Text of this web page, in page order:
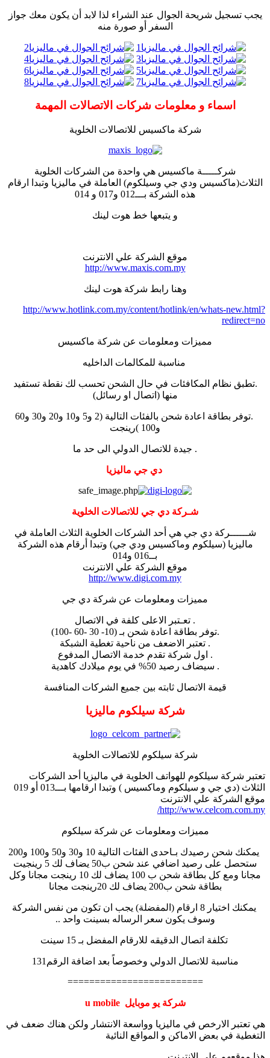
يجب تسجيل شريحة الجوال عند الشراء لذا لابد أن يكون معك جواز
السفر أو صورة منه
اسماء و معلومات شركات الاتصالات المهمة
شركة ماكسيس للاتصالات الخلوية
شركـــــة ماكسيس هي واحدة من الشركات الخلوية
الثلاث(ماكسيس ودي جي وسيلكوم) العاملة في ماليزيا وتبدا ارقام
هذه الشركة بـــ012 و017 و 014
و يتبعها خط هوت لينك
موقع الشركة علي الانترنت
http://www.maxis.com.my
وهنا رابط شركة هوت لينك
http://www.hotlink.com.my/content/hotlink/en/whats-new.html?
redirect=no
مميزات ومعلومات عن شركة ماكسيس
مناسبة للمكالمات الداخليه
.تطبق نظام المكافئات في حال الشحن تحسب لك نقطة تستفيد
منها (اتصال او رسائل)
.توفر بطاقة اعادة شحن بالفئات التالية (2 و5 و10 و20 و30 و60
و100 )رينجت
. جيدة للاتصال الدولي الى حد ما
دي جي ماليزيا
شـركة دي جي للاتصالات الخلوية
شــــــركة دي جي هي أحد الشركات الخلوية الثلاث العاملة في
ماليزيا (سيلكوم وماكسيس ودي جي) وتبدا أرقام هذه الشركة
بــ016 و014
موقع الشركة علي الانترنت
http://www.digi.com.my
مميزات ومعلومات عن شركة دي جي
. تعـتبر الاعلى كلفة في الاتصال
.توفر بطاقة اعادة شحن بـ (10- 30 -60 -100)
. تعتبر الاضعف من ناحية تغطية الشبكة
. اول شركة تقدم خدمة الاتصال المدفوع
. سيضاف رصيد 50% في يوم ميلادك كاهدية
قيمة الاتصال ثابته بين جميع الشركات المنافسة
شركة سيلكوم ماليزيا
شركة سيلكوم للاتصالات الخلوية
تعتبر شركة سيلكوم للهواتف الخلوية في ماليزيا أحد الشركات
الثلاث (دي جي و سيلكوم وماكسيس ) وتبدا ارقامها بـــ013 أو 019
موقع الشركة علي الانترنت
http://www.celcom.com.my/
مميزات ومعلومات عن شركة سيلكوم
يمكنك شحن رصيدك بـاحدى الفئات التالية 10 و30 و50 و100 و200
ستحصل على رصيد اضافي عند شحن ب50 يضاف لك 5 رينجيت
مجانا ومع كل بطاقة شحن ب 100 يضاف لك 10 رينجت مجانا وكل
بطاقة شحن ب200 يضاف لك 20رينجت مجانا
يمكنك اختيار 8 ارقام (المفضلة) يجب ان تكون من نفس الشركة
وسوف يكون سعر الرساله بسينت واحد ..
تكلفة اتصال الدقيقه للارقام المفضل بـ 15 سينت
مناسبة للاتصال الدولي وخصوصاً بعد اضافة الرقم131
=========================
شركة يو موبايل u mobile
هي تعتبر الارخص في ماليزيا وواسعة الانتشار ولكن هناك ضعف في
التغطية في بعض الاماكن و المواقع النائية